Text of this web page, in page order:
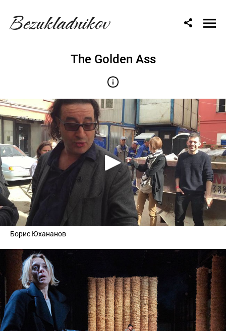
Bezukladnikov
The Golden Ass
Борис Юхананов